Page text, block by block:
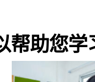
帮助您学